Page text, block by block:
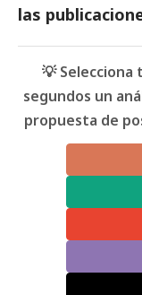
las
💡
segundos un
propuesta de